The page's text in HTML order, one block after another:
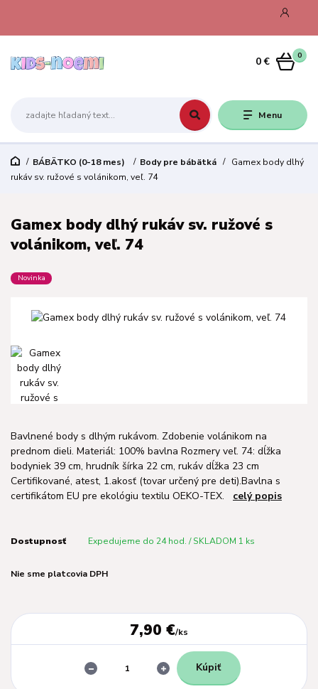
Menu
0
0 €
BÁBÄTKO (0-18 mes) Body pre bábätká
Gamex body dlhý
rukáv sv. ružové s volánikom, veľ. 74
Gamex body dlhý rukáv sv. ružové s
volánikom, veľ. 74
Novinka
Bavlnené body s dlhým rukávom. Zdobenie volánikom na
prednom dieli. Materiál: 100% bavlna Rozmery veľ. 74: dĺžka
bodyniek 39 cm, hrudník šírka 22 cm, rukáv dĺžka 23 cm
Certifikované, atest, 1.akosť (tovar určený pre deti).Bavlna s
certifikátom EU pre ekológiu textilu OEKO-TEX. celý popis
Dostupnosť Expedujeme do 24 hod. / SKLADOM 1 ks
Nie sme platcovia DPH
7,90 €/ks
Kúpiť